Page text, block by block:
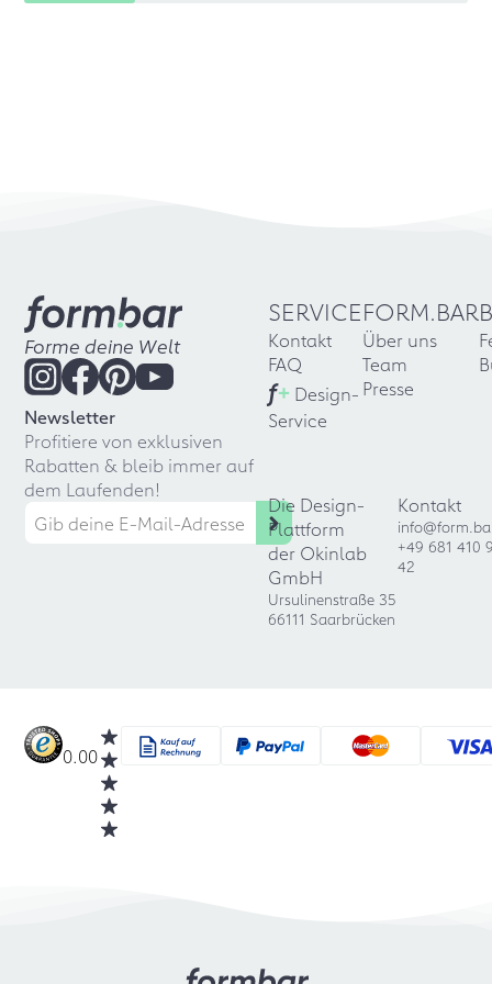
Forme deine Welt
Newsletter
Profitiere von exklusiven
Rabatten & bleib immer auf
dem Laufenden!
SERVICE
Kontakt
FAQ
f+ Design-
Service
FORM.BAR
Über uns
Team
Presse
Die Design-
Plattform
der Okinlab
GmbH
Ursulinenstraße 35
66111 Saarbrücken
Kontakt
+49 681 410
42
0.00